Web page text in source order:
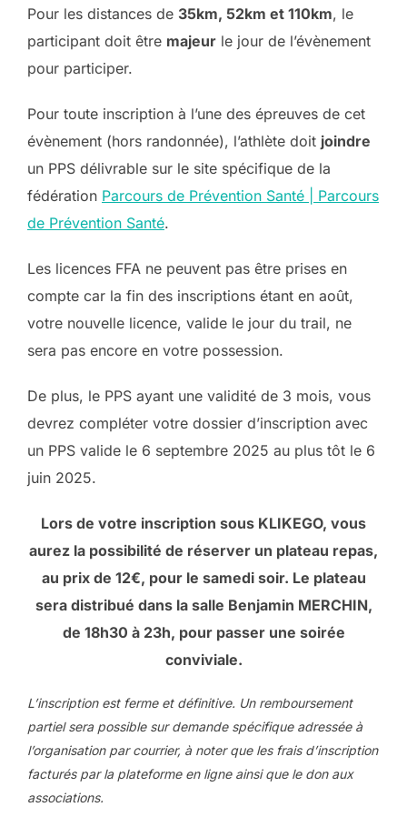
Pour les distances de 35km, 52km et 110km, le
participant doit être majeur le jour de l’évènement
pour participer.
Pour toute inscription à l’une des épreuves de cet
évènement (hors randonnée), l’athlète doit joindre
un PPS délivrable sur le site spécifique de la
fédération Parcours de Prévention Santé | Parcours
de Prévention Santé.
Les licences FFA ne peuvent pas être prises en
compte car la fin des inscriptions étant en août,
votre nouvelle licence, valide le jour du trail, ne
sera pas encore en votre possession.
De plus, le PPS ayant une validité de 3 mois, vous
devrez compléter votre dossier d’inscription avec
un PPS valide le 6 septembre 2025 au plus tôt le 6
juin 2025.
Lors de votre inscription sous KLIKEGO, vous
aurez la possibilité de réserver un plateau repas,
au prix de 12€, pour le samedi soir. Le plateau
sera distribué dans la salle Benjamin MERCHIN,
de 18h30 à 23h, pour passer une soirée
conviviale.
L’inscription est ferme et définitive. Un remboursement
partiel sera possible sur demande spécifique adressée à
l’organisation par courrier, à noter que les frais d’inscription
facturés par la plateforme en ligne ainsi que le don aux
associations.